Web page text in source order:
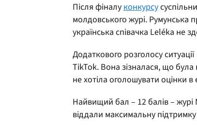
Після фіналу конкурсу
молдовського журі. Румунська
українська співачка Leléka не
Додаткового розголосу
TikTok. Вона зізналася, що була
не хотіла оголошувати оцінки в
Найвищий бал – 12 балів –
віддали максимальну підтримку